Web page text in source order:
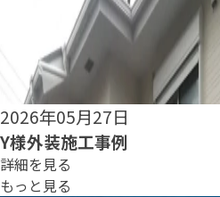
2026年05月25日
S様外装施工事例
詳細を見る
もっと見る